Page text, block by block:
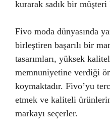
kurarak sadık bir
Fivo moda dünyasında
birleştiren başarılı bir
tasarımları, yüksek
memnuniyetine verdiği
koymaktadır. Fivo’yu
etmek ve kaliteli
markayı seçerler.